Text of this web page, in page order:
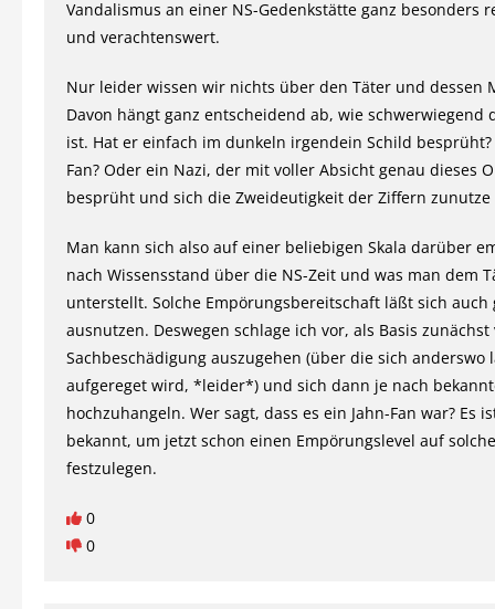
Vandalismus an einer NS-Gedenkstätte ganz besonders
und verachtenswert.
Nur leider wissen wir nichts über den Täter und dessen
Davon hängt ganz entscheidend ab, wie schwerwiegend
ist. Hat er einfach im dunkeln irgendein Schild besprüht?
Fan? Oder ein Nazi, der mit voller Absicht genau dieses
besprüht und sich die Zweideutigkeit der Ziffern zunutze
Man kann sich also auf einer beliebigen Skala darüber
nach Wissensstand über die NS-Zeit und was man dem
unterstellt. Solche Empörungsbereitschaft läßt sich auch
ausnutzen. Deswegen schlage ich vor, als Basis
Sachbeschädigung auszugehen (über die sich anderswo
aufgereget wird, *leider*) und sich dann je nach
hochzuhangeln. Wer sagt, dass es ein Jahn-Fan war? Es
bekannt, um jetzt schon einen Empörungslevel auf
festzulegen.
0
0